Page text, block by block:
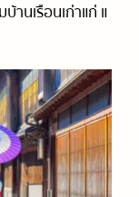
บ้านเรือนเก่าแก่ แ